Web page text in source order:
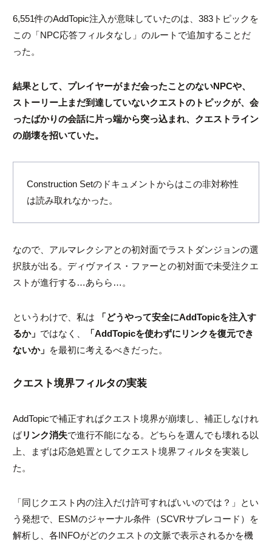
6,551件のAddTopic注入が意味していたのは、383トピックを
この「NPC応答フィルタなし」のルートで追加することだ
った。
結果として、プレイヤーがまだ会ったことのないNPCや、
ストーリー上まだ到達していないクエストのトピックが、会
ったばかりの会話に片っ端から突っ込まれ、クエストライン
の崩壊を招いていた。
Construction Setのドキュメントからはこの非対称性
は読み取れなかった。
なので、アルマレクシアとの初対面でラストダンジョンの選
択肢が出る。ディヴァイス・ファーとの初対面で未受注クエ
ストが進行する…あらら…。
というわけで、私は
「どうやって安全にAddTopicを注入す
るか」 ではなく、
「AddTopicを使わずにリンクを復元でき
ないか」 を最初に考えるべきだった。
クエスト境界フィルタの実装
AddTopicで補正すればクエスト境界が崩壊し、補正しなけれ
ばリンク消失で進行不能になる。どちらを選んでも壊れる以
上、まずは応急処置としてクエスト境界フィルタを実装し
た。
「同じクエスト内の注入だけ許可すればいいのでは？」とい
う発想で、ESMのジャーナル条件（SCVRサブレコード）を
解析し、各INFOがどのクエストの文脈で表示されるかを機